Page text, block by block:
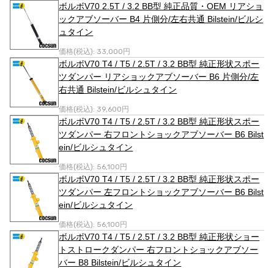
ボルボV70 2.5T / 3.2 BB型 純正品質・OEM リアショ
ックアブソーバー B4 片側分/左右共通 Bilstein/ビルシ
ュタイン
価格(税込): 33,000円
ボルボV70 T4 / T5 / 2.5T / 3.2 BB型 純正形状スポー
ツダンパー リアショックアブソーバー B6 片側分/左
右共通 Bilstein/ビルシュタイン
価格(税込): 39,600円
ボルボV70 T4 / T5 / 2.5T / 3.2 BB型 純正形状スポー
ツダンパー 右フロントショックアブソーバー B6 Bilst
ein/ビルシュタイン
価格(税込): 56,100円
ボルボV70 T4 / T5 / 2.5T / 3.2 BB型 純正形状スポー
ツダンパー 左フロントショックアブソーバー B6 Bilst
ein/ビルシュタイン
価格(税込): 56,100円
ボルボV70 T4 / T5 / 2.5T / 3.2 BB型 純正形状ショー
トストロークダンパー 右フロントショックアブソー
バー B8 Bilstein/ビルシュタイン